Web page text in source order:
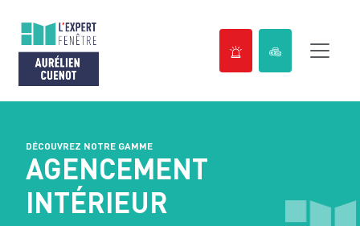
contenuDÉCOUVREZ NOTRE GAMME
AGENCEMENT
INTÉRIEUR